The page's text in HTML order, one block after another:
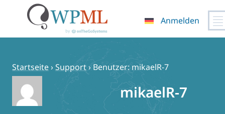
springen
Anmelden
Startseite›Support› Benutzer: mikaelR-7
mikaelR-7